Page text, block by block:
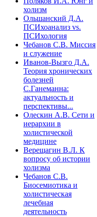
холизм
Ольшанский Д.А.
ПСИхоанализ vs.
ПСИхология
Чебанов С.В. Миссия
и служение
Иванов-Вызго Д.А.
Теория хронических
болезней
С.Ганеманна:
актуальность и
перспективы...
Олескин А.В. Сети и
иерархии в
холистической
медицине
Верещагин В.Л. К
вопросу об истории
холизма
Чебанов С.В.
Биосемиотика и
холистическая
лечебная
деятельность